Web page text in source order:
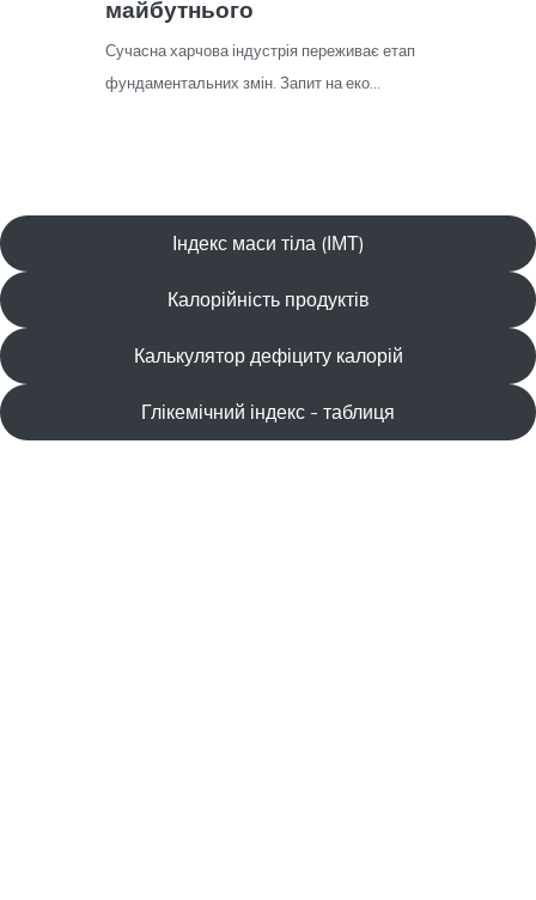
Індекс маси тіла (ІМТ)
Калорійність продуктів
Калькулятор дефіциту калорій
Глікемічний індекс - таблиця